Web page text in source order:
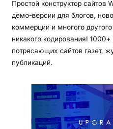
Простой конструктор сайтов
демо-версии для блогов,
коммерции и многого
никакого кодирования!
потрясающих сайтов газет,
публикаций.